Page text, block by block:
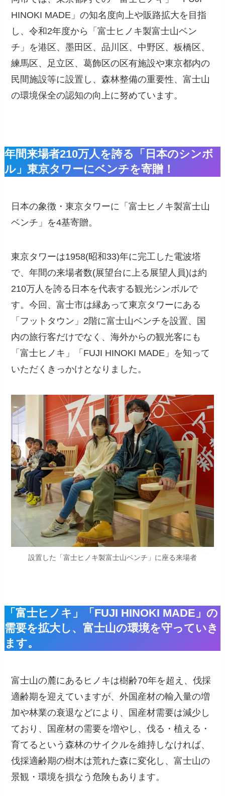
HINOKI MADE」の知名度向上や販路拡大を目指
し、令和2年度から「富士ヒノキ製富士山ベン
チ」を港区、墨田区、品川区、中野区、板橋区、
練馬区、足立区、葛飾区の区有施設や東京都内の
民間施設等に設置し、森林整備の重要性、富士山
の環境保全の認知の向上に努めています。
年間来場者210万人を誇る「日本のシンボ
ル」東京タワーにベンチを寄贈！
日本の象徴・東京タワーに「富士ヒノキ製富士山
ベンチ」を4基寄贈。
東京タワーは1958(昭和33)年に完工した電波塔
で、年間の来場者数(展望台に上る展望人員)は約
210万人を誇る日本を代表する観光シンボルで
す。今回、富士市は縁あって東京タワーにある
「フットタウン」2階に富士山ベンチを設置、国
内の旅行客だけでなく、海外からの観光客にも
「富士ヒノキ」「FUJI HINOKI MADE」を知って
いただくきっかけとなりました。
設置した「富士ヒノキ製富士山ベンチ」に座る来場者
「富士ヒノキ」「FUJI HINOKI MADE」の
需要を拡大し、富士山の環境を守っていき
ます。
富士山の麓にあるヒノキは樹齢70年を超え、伐採
適齢期を迎えていますが、外国産材の輸入量の増
加や林業の衰退などにより、国産材需要は減少し
ており、国産材の需要を増やし、伐る・植える・
育てるという森林のサイクルを維持しなければ、
伐採適齢期の樹木は荒れた森に変化し、富士山の
景観・環境を損なう危険もあります。